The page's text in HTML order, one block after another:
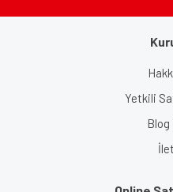
Yetkili
Blog